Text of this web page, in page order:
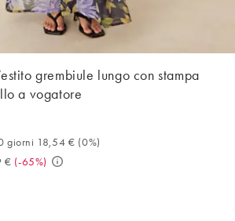
grembiule lungo con stampa
a vogatore
ultimi 30 giorni 18,54 € (0%).
giorni 18,54 € (0%)
€ (-65%)